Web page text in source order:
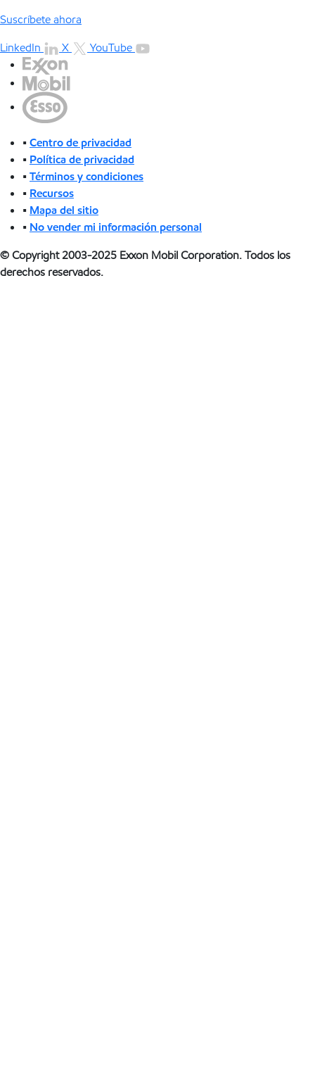
Suscríbete ahora
LinkedIn
X YouTube
•Centro de privacidad
• Política de privacidad
•Términos y condiciones
• Recursos
• Mapa del sitio
• No vender mi información personal
© Copyright 2003-2025 Exxon Mobil Corporation. Todos los
derechos reservados.